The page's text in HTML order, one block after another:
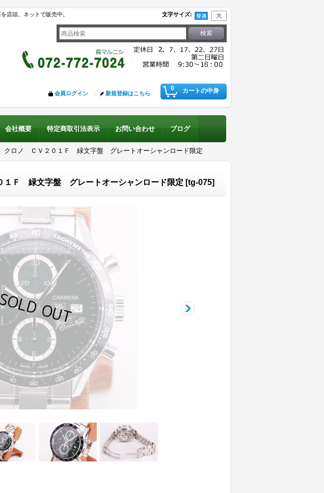
店頭、ネットで販売中。 文字サイズ:
0 カートの中身
会員ログイン 新規登録はこちら
会社概要 特定商取引法表示 お問い合わせ ブログ
ロノ ＣＶ２０１Ｆ 緑文字盤 グレートオーシャンロード限定
Ｆ 緑文字盤 グレートオーシャンロード限定 [tg-075]